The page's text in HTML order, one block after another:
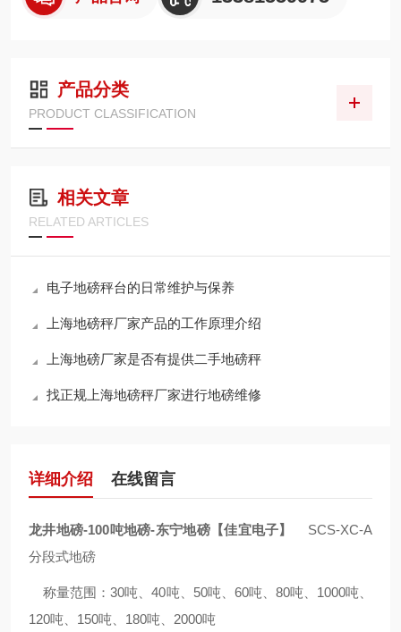
产品分类
PRODUCT CLASSIFICATION
相关文章
RELATED ARTICLES
电子地磅秤台的日常维护与保养
上海地磅秤厂家产品的工作原理介绍
上海地磅厂家是否有提供二手地磅秤
找正规上海地磅秤厂家进行地磅维修
详细介绍 在线留言
龙井地磅-100吨地磅-东宁地磅【佳宜电子】
SCS-XC-A
分段式地磅
称量范围：30吨、40吨、50吨、60吨、80吨、1000吨、
120吨、150吨、180吨、2000吨